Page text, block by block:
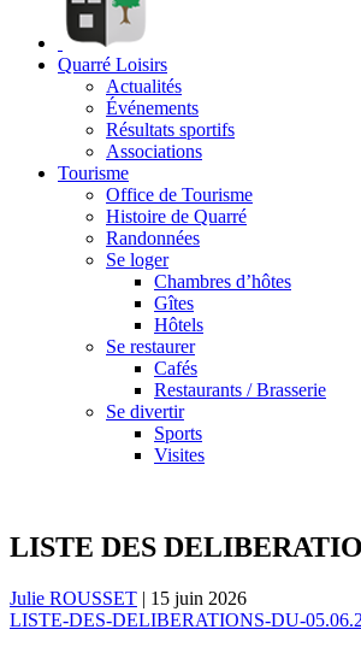
Quarré Loisirs
Actualités
Événements
Résultats sportifs
Associations
Tourisme
Office de Tourisme
Histoire de Quarré
Randonnées
Se loger
Chambres d’hôtes
Gîtes
Hôtels
Se restaurer
Cafés
Restaurants / Brasserie
Se divertir
Sports
Visites
LISTE DES
Julie ROUSSET | 15 juin 2026
LISTE-DES-DELIBERATIONS-DU-